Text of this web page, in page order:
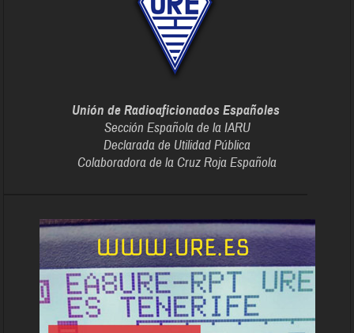
Unión de Radioaficionados Españoles
Sección Española de la IARU
Declarada de Utilidad Pública
Colaboradora de la Cruz Roja Española